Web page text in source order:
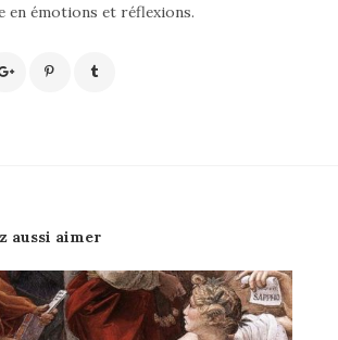
en émotions et réflexions.
aussi aimer